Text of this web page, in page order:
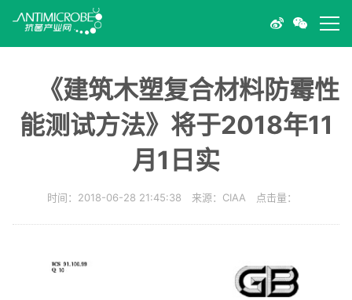
《建筑木塑复合材料防霉性
能测试方法》将于2018年11
月1日实
时间：2018-06-28 21:45:38 来源：CIAA 点击量：